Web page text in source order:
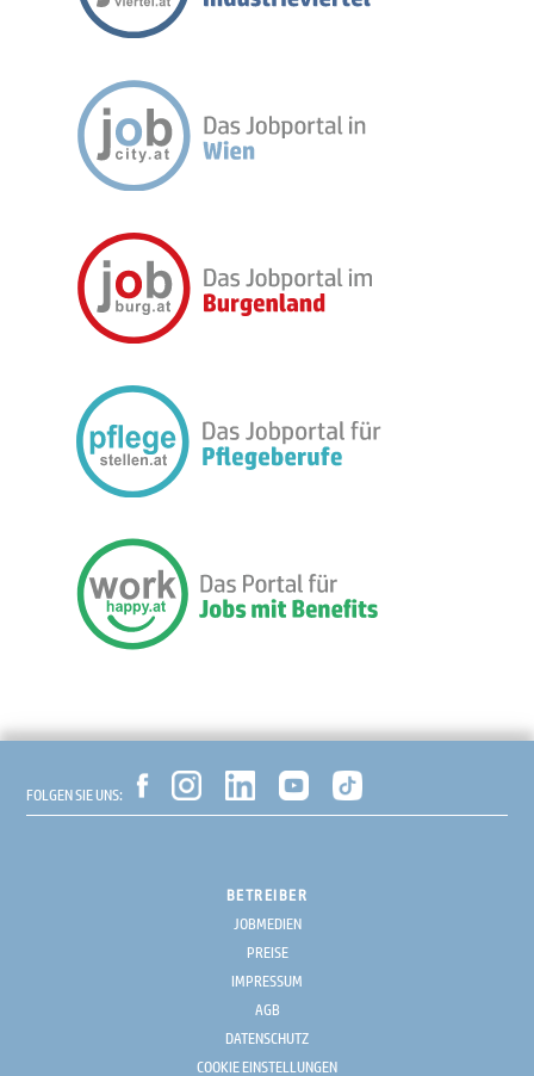
FOLGEN SIE UNS:
BETREIBER
JOBMEDIEN
PREISE
IMPRESSUM
AGB
DATENSCHUTZ
COOKIE EINSTELLUNGEN